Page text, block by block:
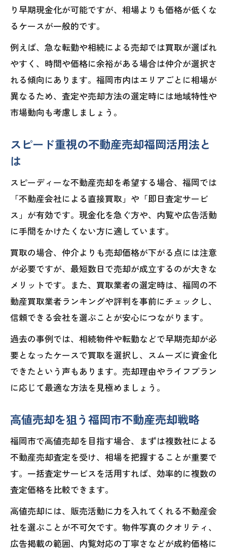
り早期現金化が可能ですが、相場よりも価格が低くな
るケースが一般的です。
例えば、急な転勤や相続による売却では買取が選ばれ
やすく、時間や価格に余裕がある場合は仲介が選択さ
れる傾向にあります。福岡市内はエリアごとに相場が
異なるため、査定や売却方法の選定時には地域特性や
市場動向も考慮しましょう。
スピード重視の不動産売却福岡活用法と
は
スピーディーな不動産売却を希望する場合、福岡では
「不動産会社による直接買取」や「即日査定サービ
ス」が有効です。現金化を急ぐ方や、内覧や広告活動
に手間をかけたくない方に適しています。
買取の場合、仲介よりも売却価格が下がる点には注意
が必要ですが、最短数日で売却が成立するのが大きな
メリットです。また、買取業者の選定時は、福岡の不
動産買取業者ランキングや評判を事前にチェックし、
信頼できる会社を選ぶことが安心につながります。
過去の事例では、相続物件や転勤などで早期売却が必
要となったケースで買取を選択し、スムーズに資金化
できたという声もあります。売却理由やライフプラン
に応じて最適な方法を見極めましょう。
高値売却を狙う福岡市不動産売却戦略
福岡市で高値売却を目指す場合、まずは複数社による
不動産売却査定を受け、相場を把握することが重要で
す。一括査定サービスを活用すれば、効率的に複数の
査定価格を比較できます。
高値売却には、販売活動に力を入れてくれる不動産会
社を選ぶことが不可欠です。物件写真のクオリティ、
広告掲載の範囲、内覧対応の丁寧さなどが成約価格に